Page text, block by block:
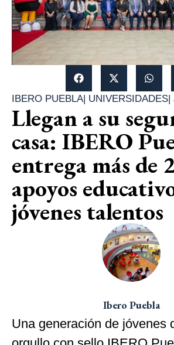
IBERO PUEBLA| UNIVERSIDADES
Llegan a su
casa: IBERO
entrega más de
apoyos
jóvenes talentos
Ibero Puebla
Una generación de jóvenes